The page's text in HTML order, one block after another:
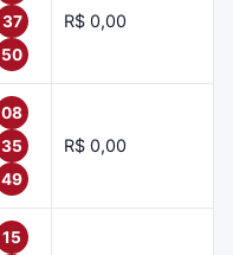
37
50
R$ 0,00
08
35
49
R$ 0,00
15